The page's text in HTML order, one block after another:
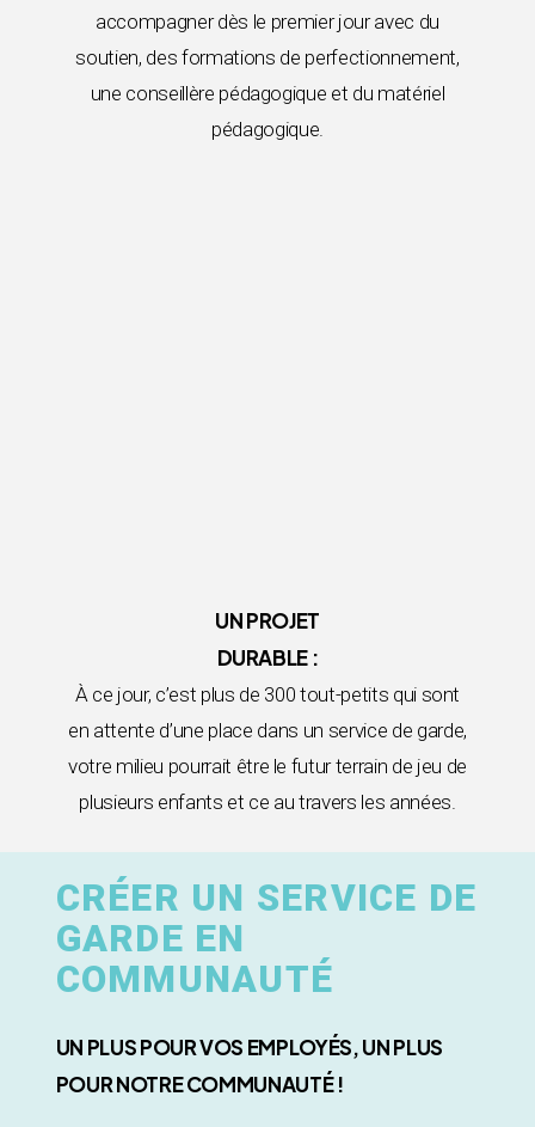
accompagner dès le premier jour avec du
soutien, des formations de perfectionnement,
une conseillère pédagogique et du matériel
pédagogique.
UN PROJET
DURABLE :
À ce jour, c’est plus de 300 tout-petits qui sont
en attente d’une place dans un service de garde,
votre milieu pourrait être le futur terrain de jeu de
plusieurs enfants et ce au travers les années.
CRÉER UN SERVICE DE
GARDE EN
COMMUNAUTÉ
UN PLUS POUR VOS EMPLOYÉS, UN PLUS
POUR NOTRE COMMUNAUTÉ !